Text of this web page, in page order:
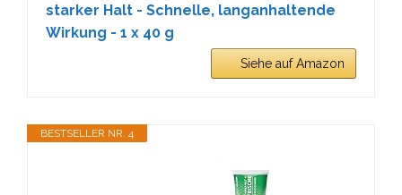
starker Halt - Schnelle, langanhaltende
Wirkung - 1 x 40 g
Siehe auf Amazon
BESTSELLER NR. 4